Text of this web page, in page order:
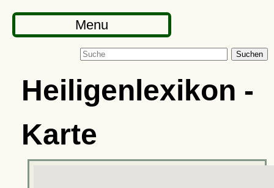
Menu
Suchen
Heiligenlexikon -
Karte